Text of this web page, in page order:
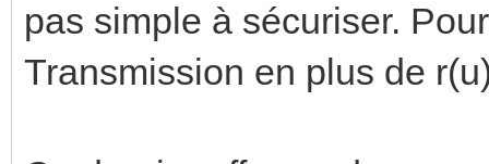
pas simple à sécuriser.
Transmission en plus de